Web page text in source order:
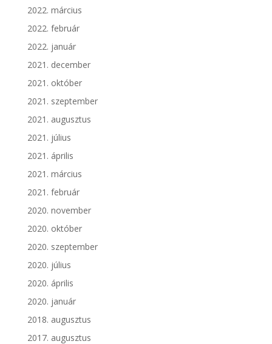
2022. március
2022. február
2022. január
2021. december
2021. október
2021. szeptember
2021. augusztus
2021. július
2021. április
2021. március
2021. február
2020. november
2020. október
2020. szeptember
2020. július
2020. április
2020. január
2018. augusztus
2017. augusztus